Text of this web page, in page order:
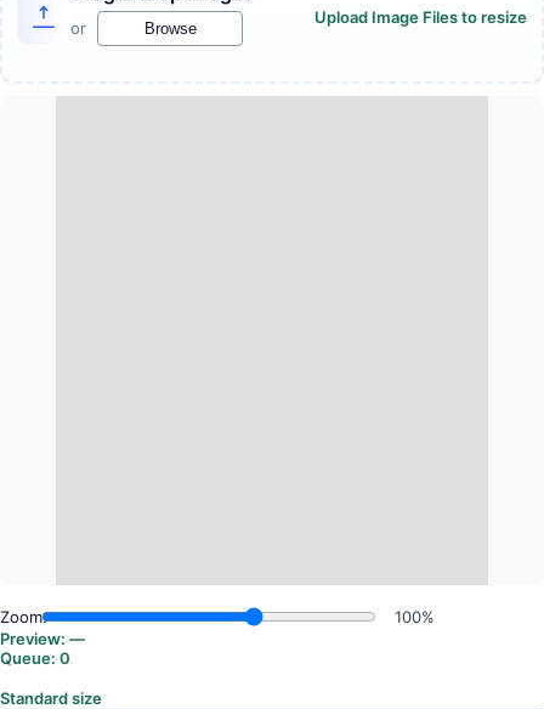
or Browse
Upload Image Files to resize
Zoom:
100%
Preview: —
Queue: 0
Standard size